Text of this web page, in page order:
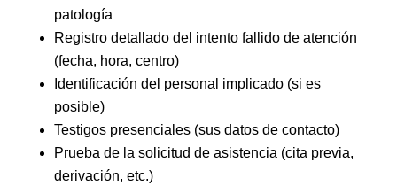
patología
Registro detallado del intento fallido de atención
(fecha, hora, centro)
Identificación del personal implicado (si es
posible)
Testigos presenciales (sus datos de contacto)
Prueba de la solicitud de asistencia (cita previa,
derivación, etc.)